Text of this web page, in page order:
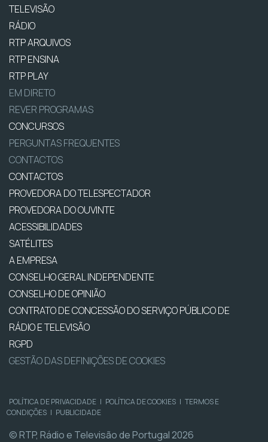
TELEVISÃO
RÁDIO
RTP ARQUIVOS
RTP ENSINA
RTP PLAY
EM DIRETO
REVER PROGRAMAS
CONCURSOS
PERGUNTAS FREQUENTES
CONTACTOS
CONTACTOS
PROVEDORA DO TELESPECTADOR
PROVEDORA DO OUVINTE
ACESSIBILIDADES
SATÉLITES
A EMPRESA
CONSELHO GERAL INDEPENDENTE
CONSELHO DE OPINIÃO
CONTRATO DE CONCESSÃO DO SERVIÇO PÚBLICO DE
RÁDIO E TELEVISÃO
RGPD
GESTÃO DAS DEFINIÇÕES DE COOKIES
POLÍTICA DE PRIVACIDADE | POLÍTICA DE COOKIES | TERMOS E
CONDIÇÕES | PUBLICIDADE
© RTP, Rádio e Televisão de Portugal 2026